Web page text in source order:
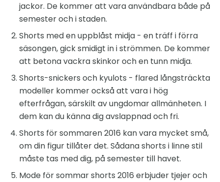
jackor. De kommer att vara användbara både på
semester och i staden.
Shorts med en uppblåst midja - en träff i förra
säsongen, gick smidigt in i strömmen. De kommer
att betona vackra skinkor och en tunn midja.
Shorts-snickers och kyulots - flared långsträckta
modeller kommer också att vara i hög
efterfrågan, särskilt av ungdomar allmänheten. I
dem kan du känna dig avslappnad och fri.
Shorts för sommaren 2016 kan vara mycket små,
om din figur tillåter det. Sådana shorts i linne stil
måste tas med dig, på semester till havet.
Mode för sommar shorts 2016 erbjuder tjejer och